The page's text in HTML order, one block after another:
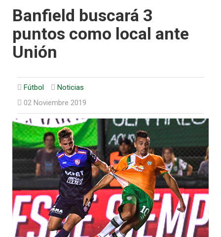
Banfield buscará 3
puntos como local ante
Unión
Fútbol
Noticias
02 Noviembre 2019